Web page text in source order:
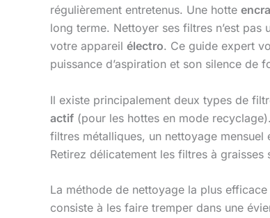
régulièrement entretenus. Une hotte
long terme. Nettoyer ses filtres n’est
votre appareil électro. Ce guide expert
puissance d’aspiration et son silence de
Il existe principalement deux types de
actif (pour les hottes en mode
filtres métalliques, un nettoyage mensuel
Retirez délicatement les filtres à
La méthode de nettoyage la plus
consiste à les faire tremper dans une